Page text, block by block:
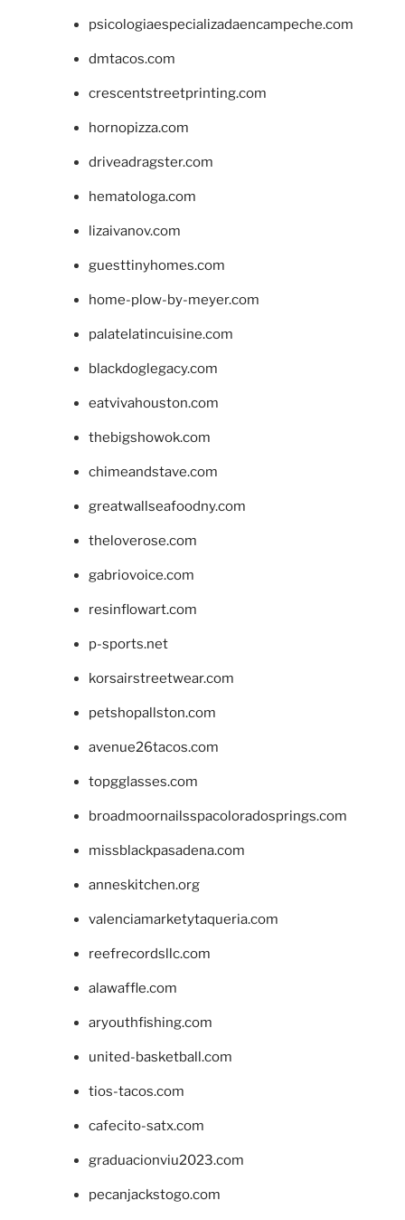
psicologiaespecializadaencampeche.com
dmtacos.com
crescentstreetprinting.com
hornopizza.com
driveadragster.com
hematologa.com
lizaivanov.com
guesttinyhomes.com
home-plow-by-meyer.com
palatelatincuisine.com
blackdoglegacy.com
eatvivahouston.com
thebigshowok.com
chimeandstave.com
greatwallseafoodny.com
theloverose.com
gabriovoice.com
resinflowart.com
p-sports.net
korsairstreetwear.com
petshopallston.com
avenue26tacos.com
topgglasses.com
broadmoornailsspacoloradosprings.com
missblackpasadena.com
anneskitchen.org
valenciamarketytaqueria.com
reefrecordsllc.com
alawaffle.com
aryouthfishing.com
united-basketball.com
tios-tacos.com
cafecito-satx.com
graduacionviu2023.com
pecanjackstogo.com